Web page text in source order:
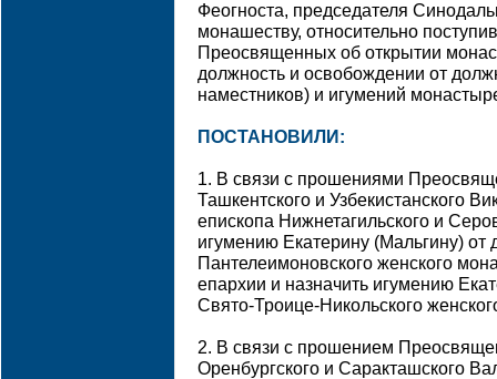
Феогноста, председателя
монашеству, относительно
Преосвященных об открытии
должность и освобождении от
наместников) и игумений
ПОСТАНОВИЛИ:
1. В связи с прошениями
Ташкентского и Узбекистанского
епископа Нижнетагильского и
игумению Екатерину (Мальгину) от
Пантелеимоновского женского
епархии и назначить игумению
Свято-Троице-Никольского
2. В связи с прошением
Оренбургского и Саракташского